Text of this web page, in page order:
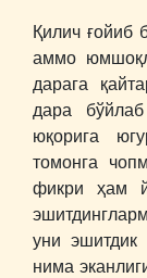
Қилич ғойиб
аммо
дарага
дара
юқорига
томонга
фикри ҳам
уни
нима